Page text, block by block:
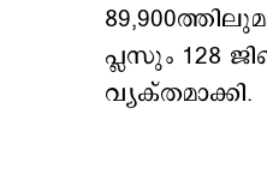
പ്ലസും 128
വ്യക്തമാക്കി.